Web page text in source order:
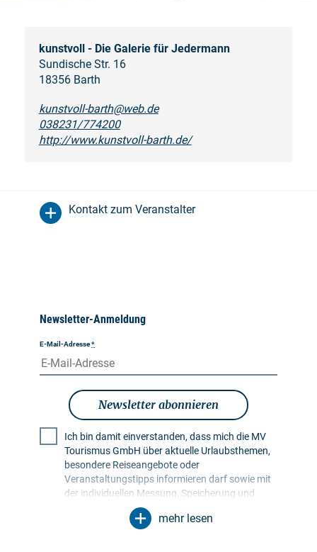
kunstvoll - Die Galerie für Jedermann
Sundische Str. 16
18356 Barth
kunstvoll-barth@web.de
038231/774200
http://www.kunstvoll-barth.de/
Kontakt zum Veranstalter
Newsletter-Anmeldung
E-Mail-Adresse*
Newsletter abonnieren
Ich bin damit einverstanden, dass mich die MV
Tourismus GmbH über aktuelle Urlaubsthemen,
besondere Reiseangebote oder
Veranstaltungstipps informieren darf sowie mit
der individuellen Messung, Speicherung und
Auswertung von Öffnungs- und Klickraten in
Empfängerprofilen zu Zwecken der Gestaltung
mehr lesen